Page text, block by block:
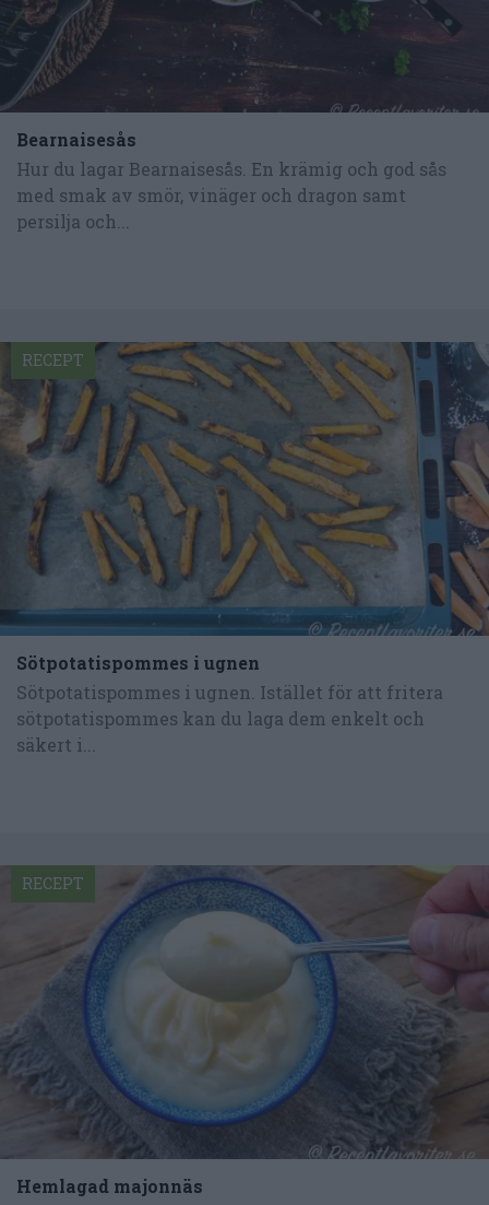
Bearnaisesås
Hur du lagar Bearnaisesås. En krämig och god sås
med smak av smör, vinäger och dragon samt
persilja och...
Sötpotatispommes i ugnen
Sötpotatispommes i ugnen. Istället för att fritera
sötpotatispommes kan du laga dem enkelt och
säkert i...
RECEPT
Hemlagad majonnäs
RECEPT